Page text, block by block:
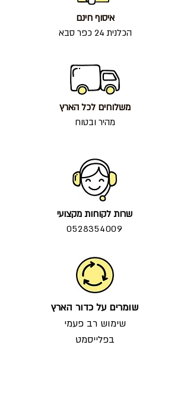
איסוף חינם
הכלנית 24 כפר סבא
משלוחים לכל הארץ
מהיר ובטוח
שרות לקוחות מקצועי
0528354009
שומרים על כדור הארץ
שימוש רב פעמי
בפלייסמט